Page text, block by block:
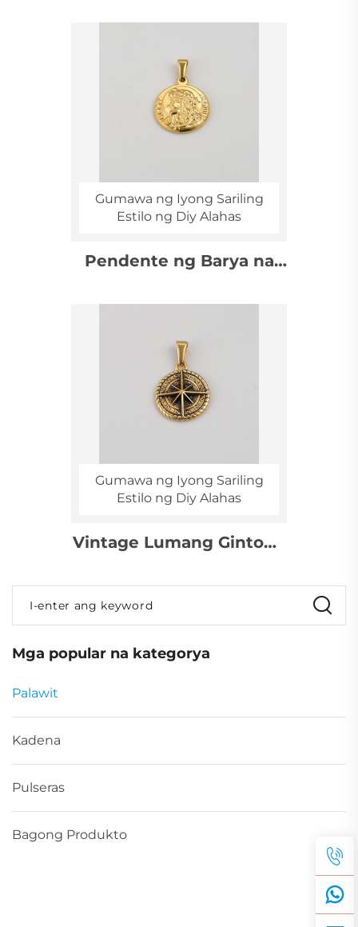
Paglaban sa mga Ugat at
Paniniwala, May Mahusay
na Pag-uukit at May
Disenyo ng Krus
Gumawa ng Iyong Sariling
Estilo ng Diy Alahas
Pendente ng Barya na
na may Vintage Relief
na Benta
Gumawa ng Iyong Sariling
Estilo ng Diy Alahas
Vintage Lumang Gintong
na Compass Pendant
para sa Kuwintas ng
Lalaki
I-enter ang keyword
Mga popular na kategorya
Palawit
Kadena
Pulseras
Bagong Produkto